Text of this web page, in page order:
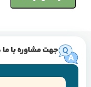
جهت مشاوره با ما